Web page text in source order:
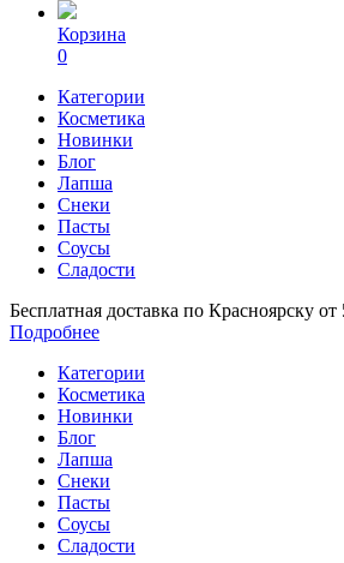
Корзина
0
Категории
Косметика
Новинки
Блог
Лапша
Снеки
Пасты
Соусы
Сладости
Бесплатная доставка по Красноярску от
Подробнее
Категории
Косметика
Новинки
Блог
Лапша
Снеки
Пасты
Соусы
Сладости